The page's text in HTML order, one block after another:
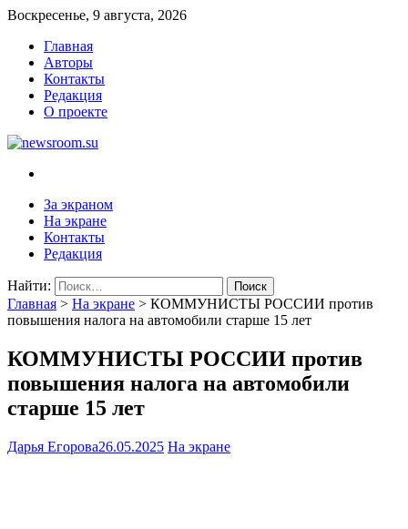
Воскресенье, 9 августа, 2026
Главная
Авторы
Контакты
Редакция
О проекте
newsroom.su
Новости о новостях
За экраном
На экране
Контакты
Редакция
Найти:
Главная > На экране > КОММУНИСТЫ РОССИИ против
повышения налога на автомобили старше 15 лет
КОММУНИСТЫ РОССИИ против
повышения налога на автомобили
старше 15 лет
Дарья Егорова26.05.2025 На экране